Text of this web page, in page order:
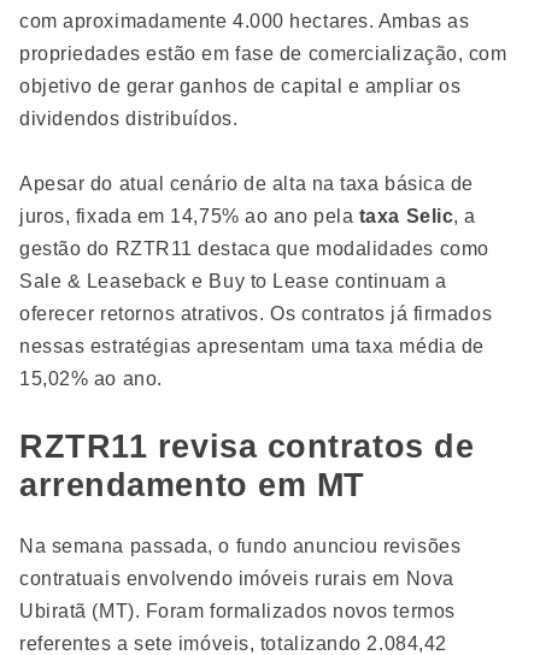
com aproximadamente 4.000 hectares. Ambas as
propriedades estão em fase de comercialização, com
objetivo de gerar ganhos de capital e ampliar os
dividendos distribuídos.
Apesar do atual cenário de alta na taxa básica de
juros, fixada em 14,75% ao ano pela taxa Selic, a
gestão do RZTR11 destaca que modalidades como
Sale & Leaseback e Buy to Lease continuam a
oferecer retornos atrativos. Os contratos já firmados
nessas estratégias apresentam uma taxa média de
15,02% ao ano.
RZTR11 revisa contratos de
arrendamento em MT
Na semana passada, o fundo anunciou revisões
contratuais envolvendo imóveis rurais em Nova
Ubiratã (MT). Foram formalizados novos termos
referentes a sete imóveis, totalizando 2.084,42